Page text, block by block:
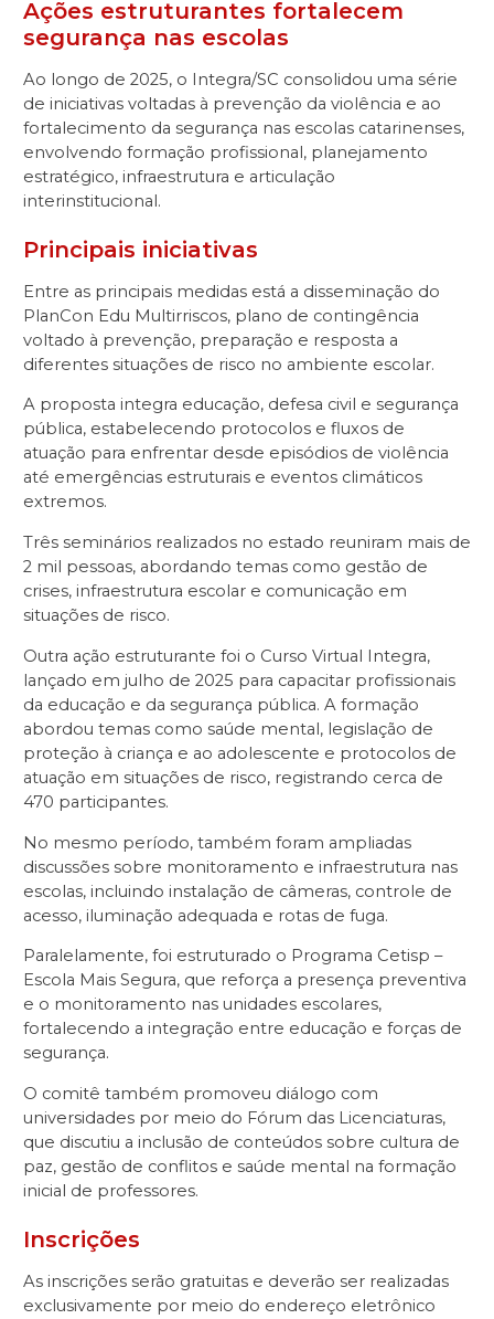
Ações estruturantes fortalecem
segurança nas escolas
Ao longo de 2025, o Integra/SC consolidou uma série
de iniciativas voltadas à prevenção da violência e ao
fortalecimento da segurança nas escolas catarinenses,
envolvendo formação profissional, planejamento
estratégico, infraestrutura e articulação
interinstitucional.
Principais iniciativas
Entre as principais medidas está a disseminação do
PlanCon Edu Multirriscos, plano de contingência
voltado à prevenção, preparação e resposta a
diferentes situações de risco no ambiente escolar.
A proposta integra educação, defesa civil e segurança
pública, estabelecendo protocolos e fluxos de
atuação para enfrentar desde episódios de violência
até emergências estruturais e eventos climáticos
extremos.
Três seminários realizados no estado reuniram mais de
2 mil pessoas, abordando temas como gestão de
crises, infraestrutura escolar e comunicação em
situações de risco.
Outra ação estruturante foi o Curso Virtual Integra,
lançado em julho de 2025 para capacitar profissionais
da educação e da segurança pública. A formação
abordou temas como saúde mental, legislação de
proteção à criança e ao adolescente e protocolos de
atuação em situações de risco, registrando cerca de
470 participantes.
No mesmo período, também foram ampliadas
discussões sobre monitoramento e infraestrutura nas
escolas, incluindo instalação de câmeras, controle de
acesso, iluminação adequada e rotas de fuga.
Paralelamente, foi estruturado o Programa Cetisp –
Escola Mais Segura, que reforça a presença preventiva
e o monitoramento nas unidades escolares,
fortalecendo a integração entre educação e forças de
segurança.
O comitê também promoveu diálogo com
universidades por meio do Fórum das Licenciaturas,
que discutiu a inclusão de conteúdos sobre cultura de
paz, gestão de conflitos e saúde mental na formação
inicial de professores.
Inscrições
As inscrições serão gratuitas e deverão ser realizadas
exclusivamente por meio do endereço eletrônico